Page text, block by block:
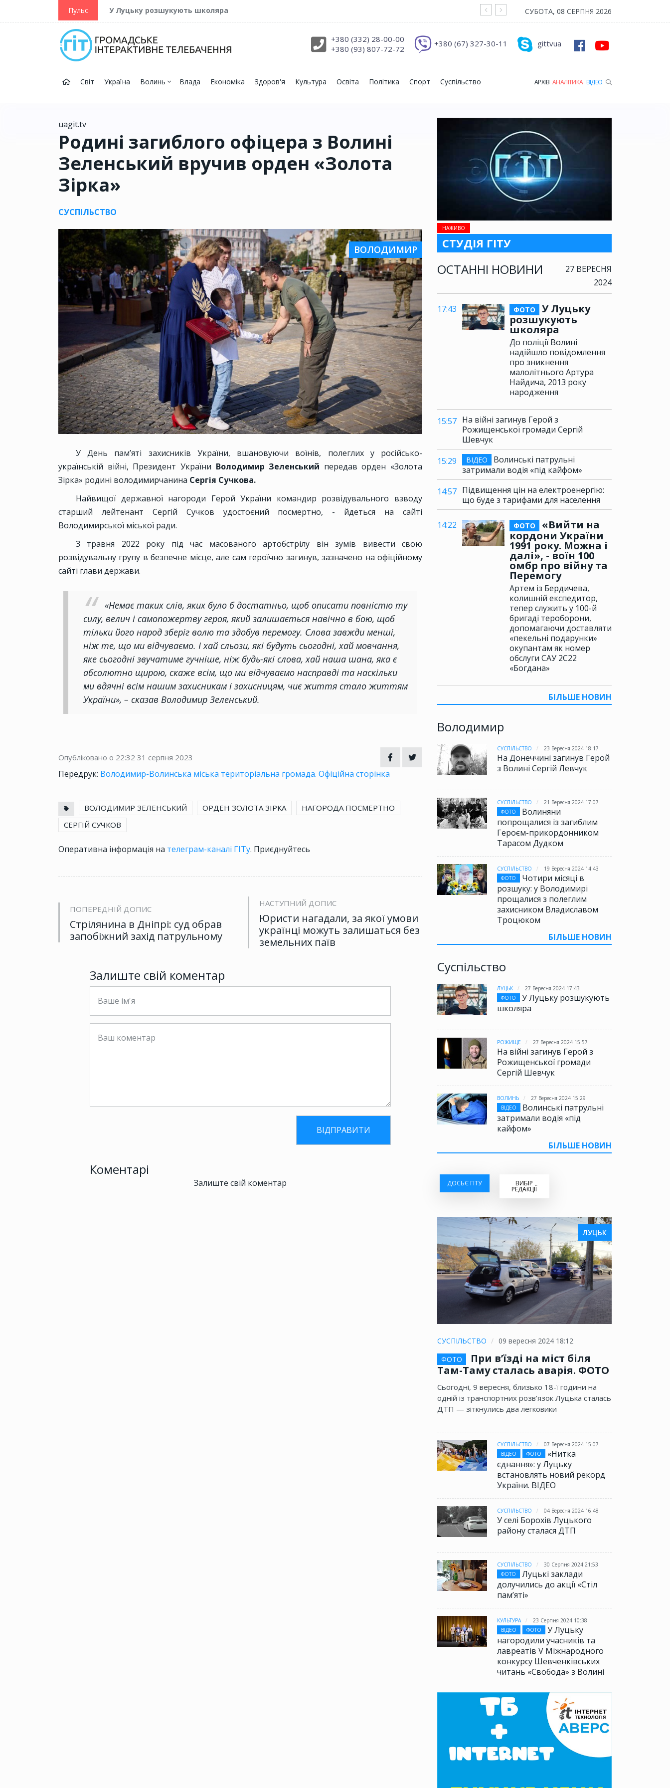
Пульс У Луцьку розшукують школяра На війні загинув Герой з Рожищенської
СУБОТА, 08 СЕРПНЯ 2026
gittvua
+380 (67) 327-30-11
+380 (332) 28-00-00
+380 (93) 807-72-72
Світ Україна Волинь Влада Економіка Здоров'я Культура Освіта Політика Спорт Суспільство АРХІВ АНАЛІТИКА ВІДЕО
НАЖИВО
СТУДІЯ ГІТУ
ОСТАННІ НОВИНИ
27 ВЕРЕСНЯ
2024
17:43 ФОТО
У Луцьку
розшукують
школяра
До поліції Волині
надійшло повідомлення
про зникнення
малолітнього Артура
Найдича, 2013 року
народження
15:57 На війні загинув Герой з
Рожищенської громади Сергій
Шевчук
15:29
ВІДЕО
Волинські патрульні
затримали водія «під кайфом»
14:57 Підвищення цін на електроенергію:
що буде з тарифами для населення
14:22 ФОТО
«Вийти на
кордони України
1991 року. Можна і
далі», - воїн 100
омбр про війну та
Перемогу
Артем із Бердичева,
колишній експедитор,
тепер служить у 100-й
бригаді тероборони,
допомагаючи доставляти
«пекельні подарунки»
окупантам як номер
обслуги САУ 2С22
«Богдана»
БІЛЬШЕ НОВИН
Володимир
СУСПІЛЬСТВО 23 Вересня 2024 18:17
На Донеччині загинув Герой
з Волині Сергій Левчук
СУСПІЛЬСТВО
21 Вересня 2024 17:07
ФОТО
Волиняни
попрощалися із загиблим
Героєм-прикордонником
Тарасом Дудком
СУСПІЛЬСТВО
19 Вересня 2024 14:43
ФОТО
Чотири місяці в
розшуку: у Володимирі
прощалися з полеглим
захисником Владиславом
Троцюком
БІЛЬШЕ НОВИН
Суспільство
ЛУЦЬК
27 Вересня 2024 17:43
ФОТО
У Луцьку розшукують
школяра
РОЖИЩЕ 27 Вересня 2024 15:57
На війні загинув Герой з
Рожищенської громади
Сергій Шевчук
ВОЛИНЬ
27 Вересня 2024 15:29
ВІДЕО
Волинські патрульні
затримали водія «під
кайфом»
БІЛЬШЕ НОВИН
ДОСЬЄ ГІТУ ВИБІР
РЕДАКЦІЇ
ЛУЦЬК
СУСПІЛЬСТВО
09 вересня 2024 18:12
ФОТО
При в’їзді на міст біля
Там-Таму сталась аварія. ФОТО
Сьогодні, 9 вересня, близько 18-ї години на
одній із транспортних розв’язок Луцька сталась
ДТП — зіткнулись два легковики
СУСПІЛЬСТВО
07 Вересня 2024 15:07
ВІДЕО
ФОТО
«Нитка
єднання»: у Луцьку
встановлять новий рекорд
України. ВІДЕО
СУСПІЛЬСТВО 04 Вересня 2024 16:48
У селі Борохів Луцького
району сталася ДТП
СУСПІЛЬСТВО
30 Серпня 2024 21:53
ФОТО
Луцькі заклади
долучились до акції «Стіл
памʼяті»
КУЛЬТУРА
23 Серпня 2024 10:38
ВІДЕО
ФОТО
У Луцьку
нагородили учасників та
лавреатів V Міжнародного
конкурсу Шевченківських
читань «Свобода» з Волині
uagit.tv
Родині загиблого офіцера з Волині
Зеленський вручив орден «Золота
Зірка»
СУСПІЛЬСТВО
ВОЛОДИМИР
У День пам’яті захисників України, вшановуючи воїнів, полеглих у російсько-
українській війні, Президент України Володимир Зеленський передав орден «Золота
Зірка» родині володимирчанина Сергія Сучкова.
Найвищої державної нагороди Герой України командир розвідувального взводу
старший лейтенант Сергій Сучков удостоєний посмертно, - йдеться на сайті
Володимирської міської ради.
3 травня 2022 року під час масованого артобстрілу він зумів вивести свою
розвідувальну групу в безпечне місце, але сам героїчно загинув, зазначено на офіційному
сайті глави держави.
«Немає таких слів, яких було б достатньо, щоб описати повністю ту
силу, велич і самопожертву героя, який залишається навічно в бою, щоб
тільки його народ зберіг волю та здобув перемогу. Слова завжди менші,
ніж те, що ми відчуваємо. І хай сльози, які будуть сьогодні, хай мовчання,
яке сьогодні звучатиме гучніше, ніж будь-які слова, хай наша шана, яка є
абсолютно щирою, скаже всім, що ми відчуваємо насправді та наскільки
ми вдячні всім нашим захисникам і захисницям, чиє життя стало життям
України», – сказав Володимир Зеленський.
Опубліковано о 22:32 31 серпня 2023
Передрук: Володимир-Волинська міська територіальна громада. Офіційна сторінка
ВОЛОДИМИР ЗЕЛЕНСЬКИЙ ОРДЕН ЗОЛОТА ЗІРКА
НАГОРОДА ПОСМЕРТНО
СЕРГІЙ СУЧКОВ
Оперативна інформація на телеграм-каналі ГІТу. Приєднуйтесь
ПОПЕРЕДНІЙ ДОПИС
Стрілянина в Дніпрі: суд обрав
запобіжний захід патрульному
НАСТУПНИЙ ДОПИС
Юристи нагадали, за якої умови
українці можуть залишаться без
земельних паїв
Залиште свій коментар
Коментарі
Залиште свій коментар